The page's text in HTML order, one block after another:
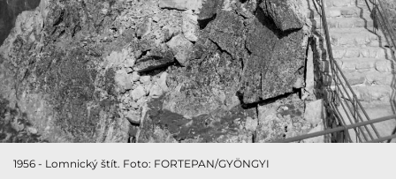
1956 - Lomnický štít. Foto: FORTEPAN/GYÖNGYI